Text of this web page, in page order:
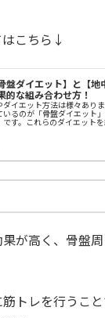
こちら↓
骨盤ダイエット】と【
的な組み合わせ方！
ダイエット方法は様々あり
いるのが「骨盤ダイエット
です。これらのダイエット
と地中海式ダイエットの効果
が高く、骨盤
トレを行うこ